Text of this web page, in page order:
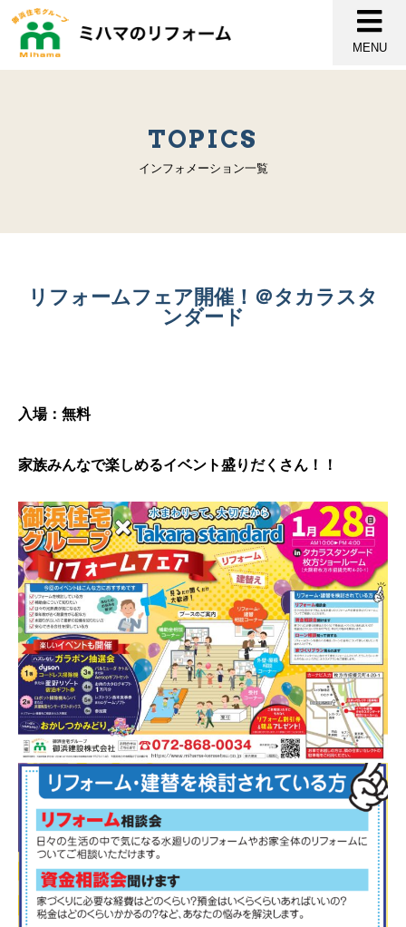
MENU
TOPICS
インフォメーション一覧
リフォームフェア開催！＠タカラスタ
ンダード
入場：無料
家族みんなで楽しめるイベント盛りだくさん！！